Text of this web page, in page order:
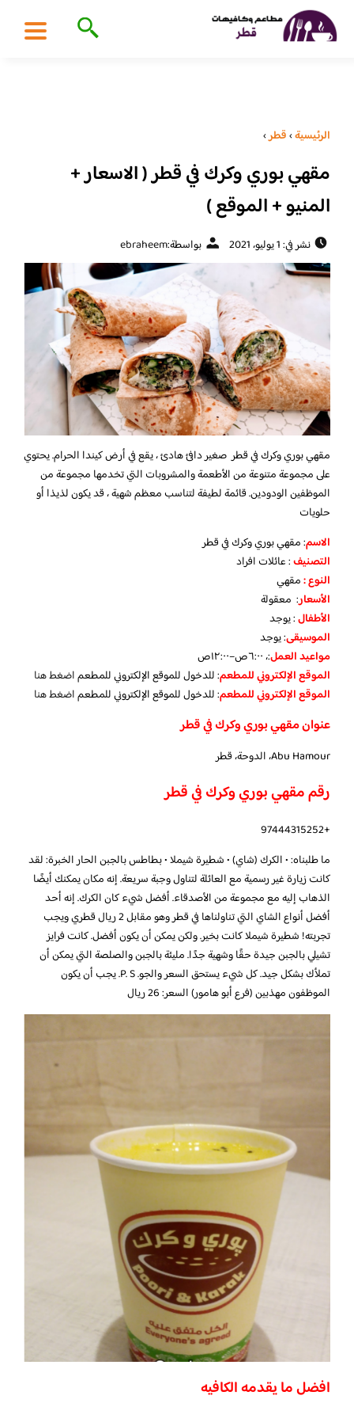
الرئيسية›قطر›
مقهي بوري وكرك في قطر ( الاسعار +
المنيو + الموقع )
نشر في: 1 يوليو، 2021 بواسطة:ebraheem
مقهي بوري وكرك في قطر صغير دافئ هادئ ، يقع في أرض كيندا الحرام. يحتوي
على مجموعة متنوعة من الأطعمة والمشروبات التي تخدمها مجموعة من
الموظفين الودودين. قائمة لطيفة لتناسب معظم شهية ، قد يكون لذيذا أو
حلويات
الاسم: مقهي بوري وكرك في قطر
التصنيف: عائلات افراد
النوع :مقهي
الأسعار: معقولة
الأطفال:يوجد
الموسيقى:يوجد
مواعيد العمل:، ٦:٠٠ص–١٢:٠٠ص
الموقع الإلكتروني للمطعم: للدخول للموقع الإلكتروني للمطعماضغط هنا
الموقع الإلكتروني للمطعم: للدخول للموقع الإلكتروني للمطعماضغط هنا
عنوان مقهي بوري وكرك في قطر
Abu Hamour، الدوحة، قطر
رقم مقهي بوري وكرك في قطر
+97444315252
ما طلبناه: • الكرك (شاي) • شطيرة شيملا • بطاطس بالجبن الحار الخبرة: لقد
كانت زيارة غير رسمية مع العائلة لتناول وجبة سريعة. إنه مكان يمكنك أيضًا
الذهاب إليه مع مجموعة من الأصدقاء. أفضل شيء كان الكرك. إنه أحد
أفضل أنواع الشاي التي تناولناها في قطر وهو مقابل 2 ريال قطري ويجب
تجربته! شطيرة شيملا كانت بخير. ولكن يمكن أن يكون أفضل. كانت فرايز
تشيلي بالجبن جيدة حقًا وشهية جدًا. مليئة بالجبن والصلصة التي يمكن أن
تملأك بشكل جيد. كل شيء يستحق السعر والجو. P. S. يجب أن يكون
الموظفون مهذبين (فرع أبو هامور) السعر: 26 ريال
افضل ما يقدمه الكافيه